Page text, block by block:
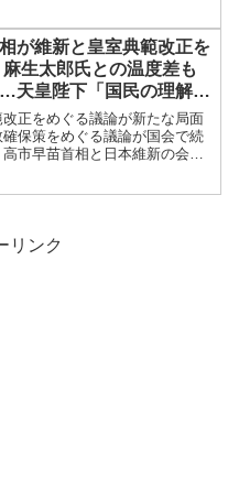
認して皇位継承順位を性別に
長子優先と...
が維新と皇室典範改正を
生太郎氏との温度差も
天皇陛下「国民の理解」
性天皇・女系天皇論に再
改正をめぐる議論が新たな局面
保策をめぐる議論が国会で続
高市早苗首相と日本維新の会に
リンク